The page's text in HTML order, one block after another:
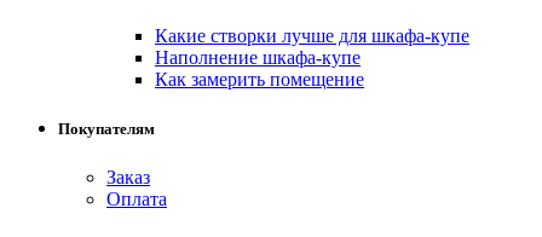
Какие створки лучше для шкафа-купе
Наполнение шкафа-купе
Как замерить помещение
Покупателям
Заказ
Оплата